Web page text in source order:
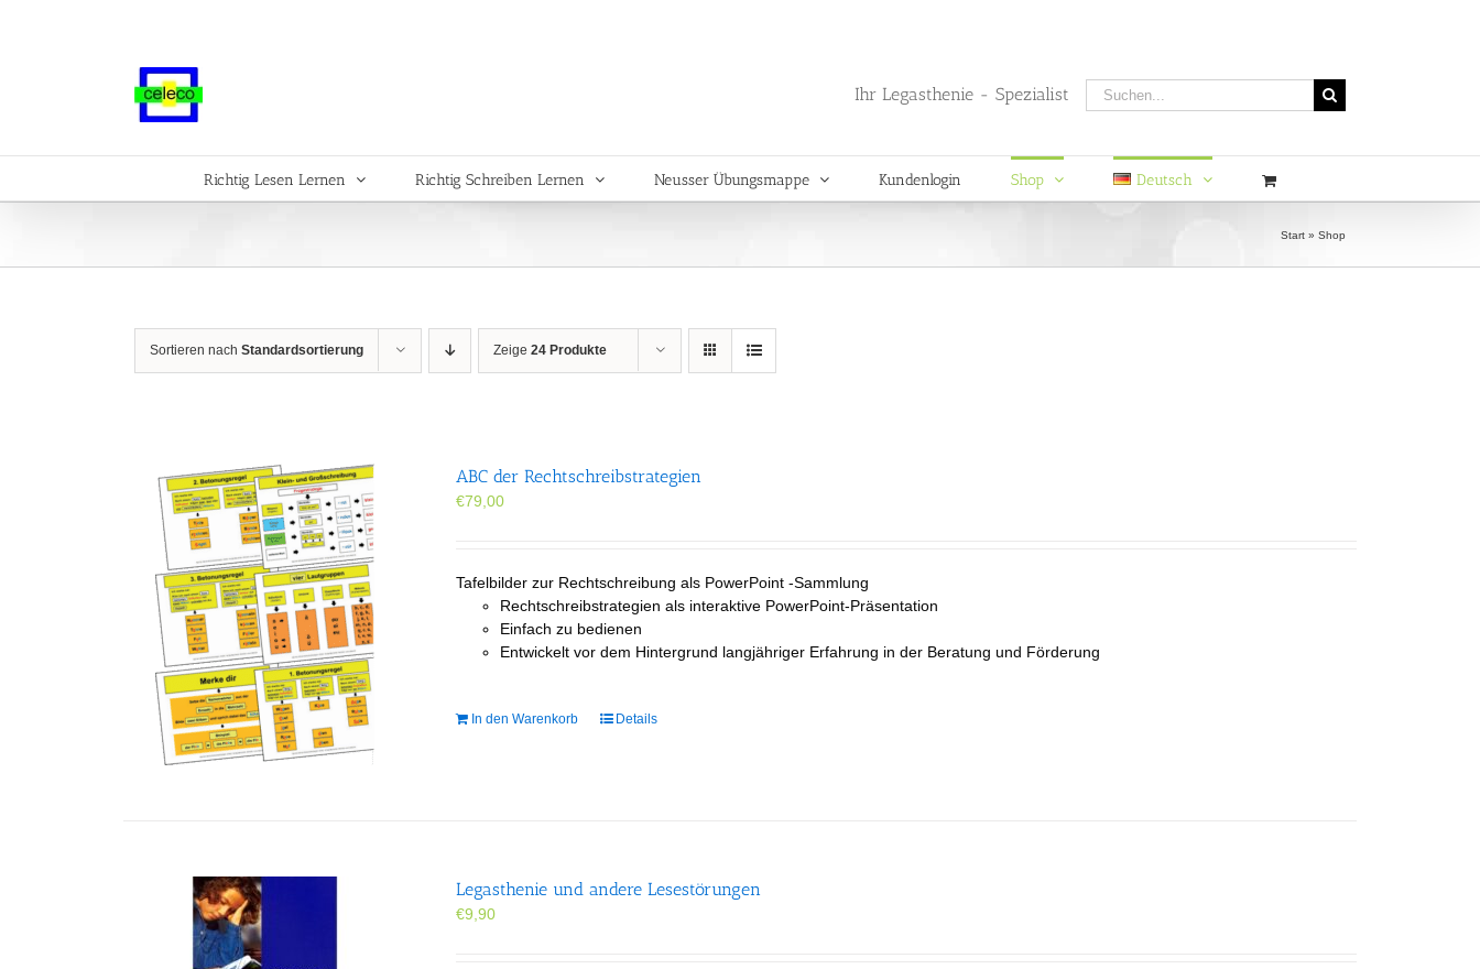
Ihr Legasthenie - Spezialist
Suche
nach:
Richtig Lesen Lernen Richtig Schreiben Lernen Neusser Übungsmappe Kundenlogin Shop Deutsch
Start » Shop
Sortieren nach Standardsortierung Zeige 24 Produkte
ABC der Rechtschreibstrategien
€79,00
Tafelbilder zur Rechtschreibung als PowerPoint -Sammlung
Rechtschreibstrategien als interaktive PowerPoint-Präsentation
Einfach zu bedienen
Entwickelt vor dem Hintergrund langjähriger Erfahrung in der Beratung und Förderung
In den Warenkorb Details
Legasthenie und andere Lesestörungen
€9,90